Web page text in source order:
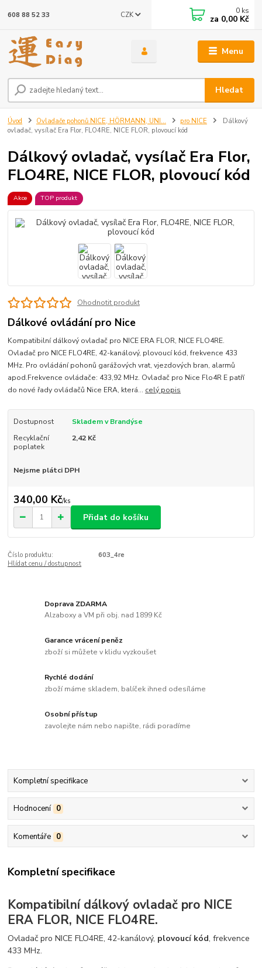
Menu
CZK
Hledat
608 88 52 33 0 ks
za 0,00 Kč
Úvod Ovladače pohonů NICE, HÖRMANN, UNI... pro NICE
Dálkový
ovladač, vysílač Era Flor, FLO4RE, NICE FLOR, plovoucí kód
Dálkový ovladač, vysílač Era Flor,
FLO4RE, NICE FLOR, plovoucí kód
Akce TOP produkt
Ohodnotit produkt
Dálkové ovládání pro Nice
Kompatibilní dálkový ovladač pro NICE ERA FLOR, NICE FLO4RE.
Ovladač pro NICE FLO4RE, 42-kanálový, plovoucí kód, frekvence 433
MHz. Pro ovládání pohonů garážových vrat, vjezdových bran, alarmů
apod.Frekvence ovládače: 433,92 MHz. Ovladač pro Nice Flo4R E patří
do nové řady ovládačů Nice ERA, která... celý popis
Dostupnost
Skladem v Brandýse
Recyklační
poplatek
2,42 Kč
Nejsme plátci DPH
340,00 Kč/ks
Přidat do košíku
Číslo produktu:
603_4re
Hlídat cenu / dostupnost
Doprava ZDARMA
Alzaboxy a VM při obj. nad 1899 Kč
Garance vrácení peněz
zboží si můžete v klidu vyzkoušet
Rychlé dodání
zboží máme skladem, balíček ihned odesíláme
Osobní přístup
zavolejte nám nebo napište, rádi poradíme
Kompletní specifikace
Hodnocení 0
Komentáře 0
Kompletní specifikace
Kompatibilní dálkový ovladač pro NICE
ERA FLOR, NICE FLO4RE.
Ovladač pro NICE FLO4RE, 42-kanálový, plovoucí kód, frekvence
433 MHz.